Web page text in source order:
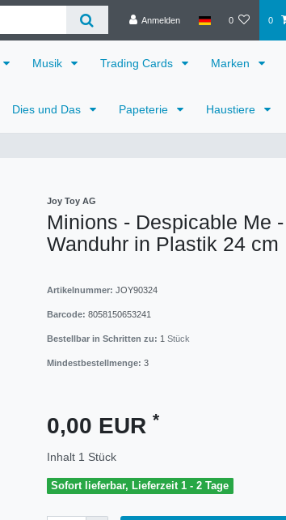
Anmelden 0 0
Musik Trading Cards Marken
Dies und Das Papeterie Haustiere
Joy Toy AG
Minions - Despicable Me -
Wanduhr in Plastik 24 cm
Artikelnummer: JOY90324
Barcode: 8058150653241
Bestellbar in Schritten zu: 1 Stück
Mindestbestellmenge: 3
0,00 EUR *
Inhalt 1 Stück
Sofort lieferbar, Lieferzeit 1 - 2 Tage